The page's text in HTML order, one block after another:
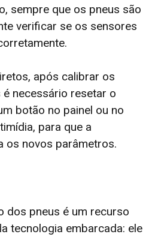
sempre que os pneus são
verificar se os sensores
após calibrar os
necessário resetar o
botão no painel ou no
para que a
os novos parâmetros.
dos pneus é um recurso
tecnologia embarcada: ele